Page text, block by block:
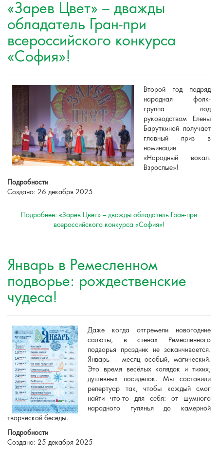
«Зарев Цвет» – дважды
обладатель Гран-при
всероссийского конкурса
«София»!
Второй год подряд
народная фолк-
группа под
руководством Елены
Баруткиной получает
главный приз в
номинации
«Народный вокал.
Взрослые»!
Подробности
Создано: 26 декабря 2025
Подробнее: «Зарев Цвет» – дважды обладатель Гран-при
всероссийского конкурса «София»!
Январь в Ремесленном
подворье: рождественские
чудеса!
Даже когда отгремели новогодние
салюты, в стенах Ремесленного
подворья праздник не заканчивается.
Январь – месяц особый, магический.
Это время весёлых колядок и тихих,
душевных посиделок. Мы составили
репертуар так, чтобы каждый смог
найти что-то для себя: от шумного
народного гулянья до камерной
творческой беседы.
Подробности
Создано: 25 декабря 2025